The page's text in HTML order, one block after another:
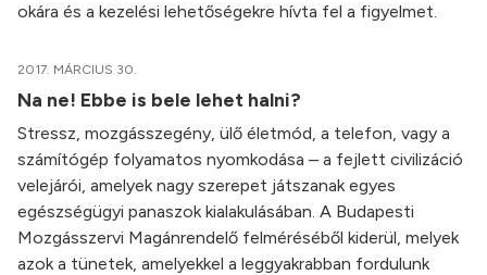
okára és a kezelési lehetőségekre hívta fel a figyelmet.
2017. MÁRCIUS 30.
Na ne! Ebbe is bele lehet halni?
Stressz, mozgásszegény, ülő életmód, a telefon, vagy a
számítógép folyamatos nyomkodása – a fejlett civilizáció
velejárói, amelyek nagy szerepet játszanak egyes
egészségügyi panaszok kialakulásában. A Budapesti
Mozgásszervi Magánrendelő felméréséből kiderül, melyek
azok a tünetek, amelyekkel a leggyakrabban fordulunk